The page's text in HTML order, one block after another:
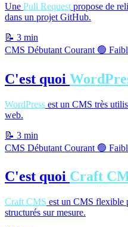
Une Pull Request propose de
dans un projet GitHub.
📝 3 min
CMS Débutant Courant 🟢
C'est quoi
WordPress est un CMS très
web.
📝 3 min
CMS Débutant Courant 🟢
C'est quoi Craft
Craft CMS est un CMS flexible
structurés sur mesure.